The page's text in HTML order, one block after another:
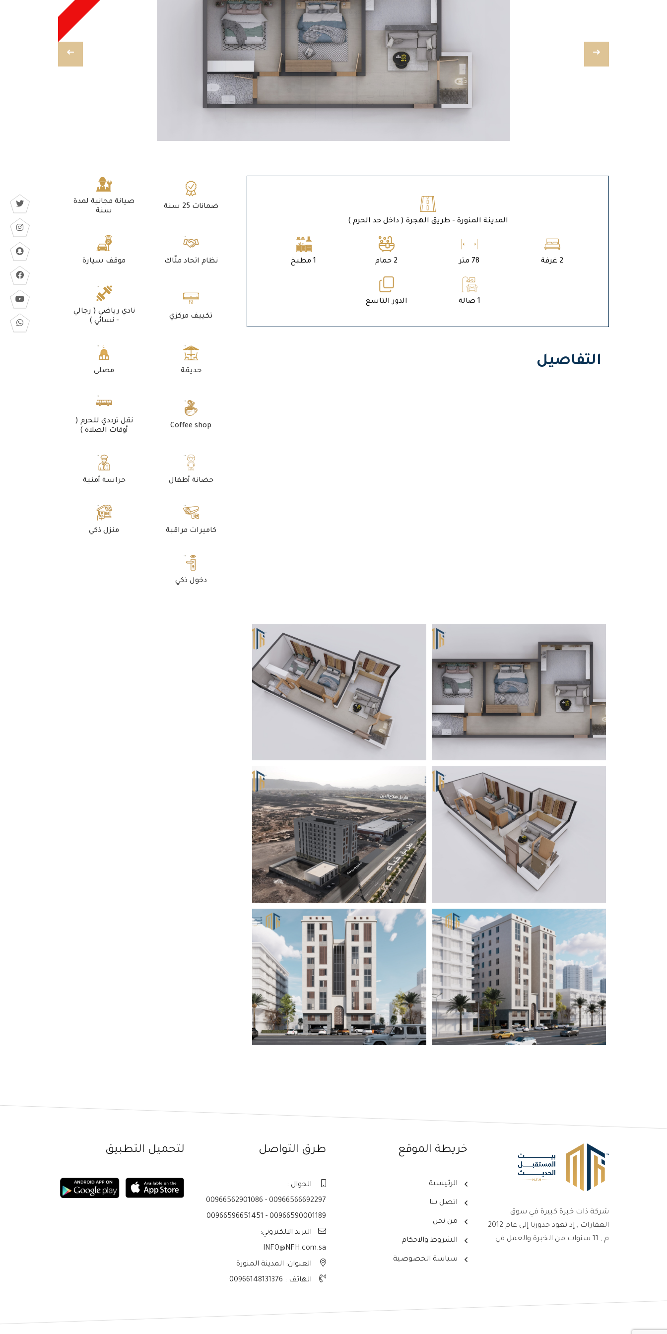
المدينة المنورة - طريق الهجرة ( داخل حد الحرم )
2 غرفة 78 متر 2 حمام 1 مطبخ
1 صالة الدور التاسع
التفاصيل
ضمانات 25 سنة
صيانة مجانية لمدة
سنة
نظام اتحاد ملّاك موقف سيارة
تكييف مركزي
نادي رياضي ( رجالي
- نسائي )
حديقة مصلى
Coffee shop
نقل ترددي للحرم (
أوقات الصلاة )
حضانة أطفال حراسة أمنية
كاميرات مراقبة منزل ذكي
دخول ذكي
شركة ذات خبرة كبيرة في سوق
العقارات , إذ تعود جذورنا إلى عام 2012
م , 11 سنوات من الخبرة والعمل في
خريطة الموقع
الرئيسية
اتصل بنا
من نحن
الشروط والاحكام
سياسة الخصوصية
طرق التواصل
الجوال :
00966562901086 - 00966566692297
00966596651451 - 00966590001189
البريد الالكتروني:
INFO@NFH.com.sa
العنوان: المدينة المنورة
الهاتف : 00966148131376
لتحميل التطبيق